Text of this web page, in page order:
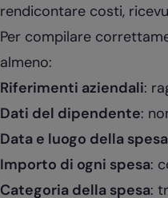
rendicontare costi,
Per compilare
almeno:
Riferimenti aziendali:
Dati del dipendente:
Data e luogo della spesa
Importo di ogni spesa:
Categoria della spesa: